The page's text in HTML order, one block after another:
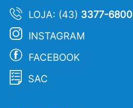
LOJA: (43) 3377-6800
INSTAGRAM
FACEBOOK
SAC